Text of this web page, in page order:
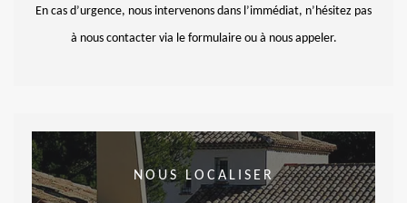
En cas d’urgence, nous intervenons dans l’immédiat, n’hésitez pas
à nous contacter via le formulaire ou à nous appeler.
NOUS LOCALISER